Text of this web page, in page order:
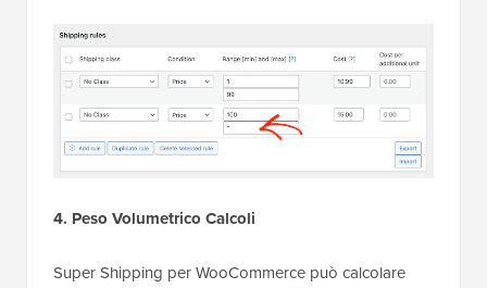
4. Peso Volumetrico Calcoli
Super Shipping per WooCommerce può calcolare